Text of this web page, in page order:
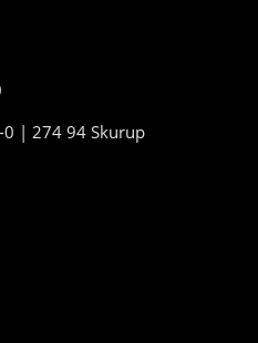
0 | 274 94 Skurup